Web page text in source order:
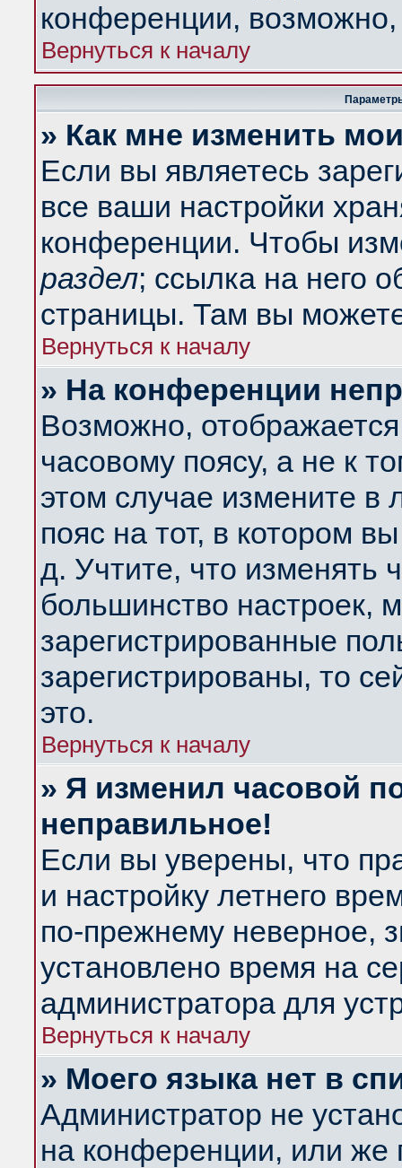
конференции,
Вернуться к началу
» Как мне изменить
Если вы являетесь
все ваши настройки
конференции. Чтобы
раздел; ссылка на него
страницы. Там вы
Вернуться к началу
» На конференции
Возможно,
часовому поясу, а не к
этом случае измените в
пояс на тот, в котором
д. Учтите, что изменять
большинство настроек,
зарегистрированные
зарегистрированы, то
это.
Вернуться к началу
» Я изменил часовой
неправильное!
Если вы уверены, что
и настройку летнего
по-прежнему неверное,
установлено время на
администратора для
Вернуться к началу
» Моего языка нет в
Администратор не
на конференции, или же